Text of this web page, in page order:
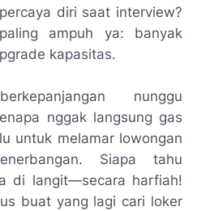
diri saat interview?
ampuh ya: banyak
kapasitas.
nunggu
nggak langsung gas
untuk melamar lowongan
Siapa tahu
di langit—secara harfiah!
buat yang lagi cari loker